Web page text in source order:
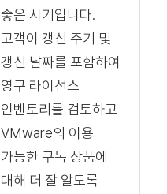
좋은 시기입니다.
고객이 갱신 주기 및
갱신 날짜를 포함하여
영구 라이선스
인벤토리를 검토하고
VMware의 이용
가능한 구독 상품에
대해 더 잘 알도록